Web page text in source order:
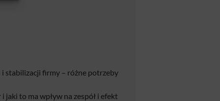
stabilizacji firmy – różne potrzeby
jaki to ma wpływ na zespół i efekt